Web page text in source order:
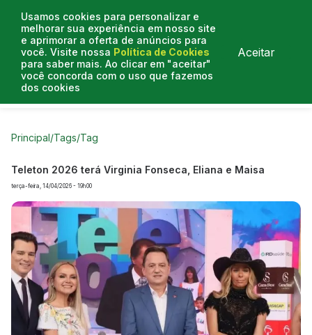
Usamos cookies para personalizar e
melhorar sua experiência em nosso site
e aprimorar a oferta de anúncios para
você. Visite nossa Política de Cookies
para saber mais. Ao clicar em "aceitar"
você concorda com o uso que fazemos
dos cookies
Aceitar
Curtas do Poder
Principal/Tags/Tag
Teleton 2026 terá Virginia Fonseca, Eliana e Maisa
terça-feira, 14/04/2026 - 19h00